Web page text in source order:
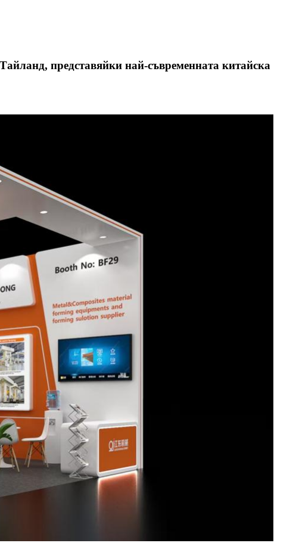
представяйки най-съвременната китайска